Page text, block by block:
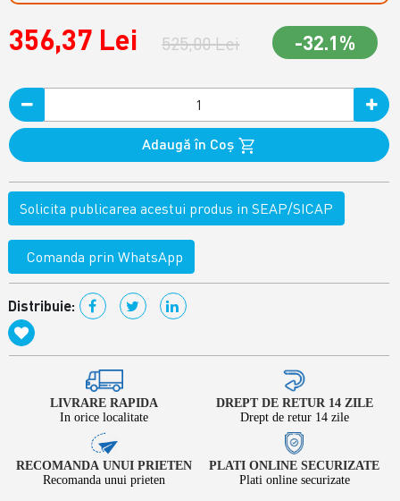
356,37 Lei 525,00 Lei -32.1%
Adaugă în Coş
Solicita publicarea acestui produs in SEAP/SICAP
Comanda prin WhatsApp
Distribuie:
LIVRARE RAPIDA
In orice localitate
DREPT DE RETUR 14 ZILE
Drept de retur 14 zile
RECOMANDA UNUI PRIETEN
Recomanda unui prieten
PLATI ONLINE SECURIZATE
Plati online securizate